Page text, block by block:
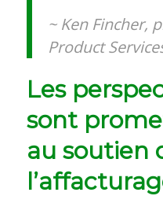
~ Ken Fincher,
Product
Les
sont
au soutien